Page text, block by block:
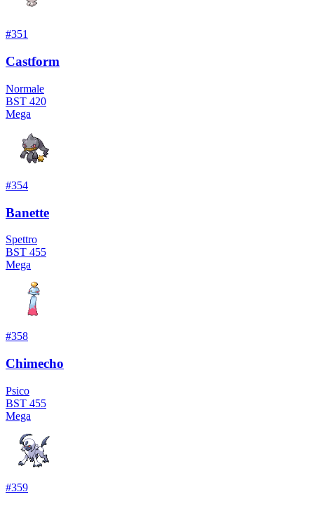
#351
Castform
Normale
BST 420
Mega
#354
Banette
Spettro
BST 455
Mega
#358
Chimecho
Psico
BST 455
Mega
#359